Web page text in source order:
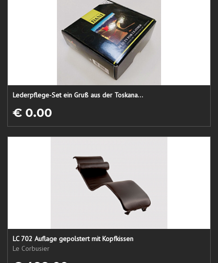
Lederpflege-Set ein Gruß aus der Toskana...
€ 0.00
LC 702 Auflage gepolstert mit Kopfkissen
Le Corbusier